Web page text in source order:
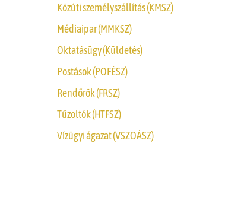
Közúti személyszállítás (KMSZ)
Médiaipar (MMKSZ)
Oktatásügy (Küldetés)
Postások (POFÉSZ)
Rendőrök (FRSZ)
Tűzoltók (HTFSZ)
Vízügyi ágazat (VSZOÁSZ)